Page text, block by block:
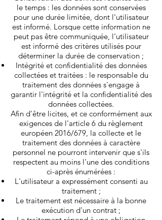
le temps : les données sont conservées
pour une durée limitée, dont l'utilisateur
est informé. Lorsque cette information ne
peut pas être communiquée, l'utilisateur
est informé des critères utilisés pour
déterminer la durée de conservation ;
Intégrité et confidentialité des données
collectées et traitées : le responsable du
traitement des données s'engage à
garantir l'intégrité et la confidentialité des
données collectées.
Afin d'être licites, et ce conformément aux
exigences de l'article 6 du règlement
européen 2016/679, la collecte et le
traitement des données à caractère
personnel ne pourront intervenir que s'ils
respectent au moins l'une des conditions
ci-après énumérées :
L'utilisateur a expressément consenti au
traitement ;
Le traitement est nécessaire à la bonne
exécution d'un contrat ;